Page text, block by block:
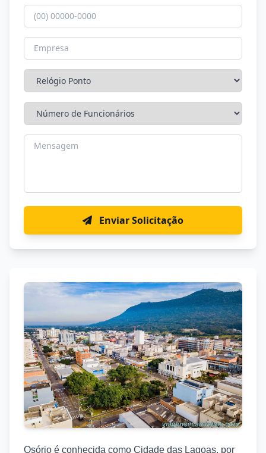
Enviar Solicitação
Osório é conhecida como Cidade das Lagoas, por